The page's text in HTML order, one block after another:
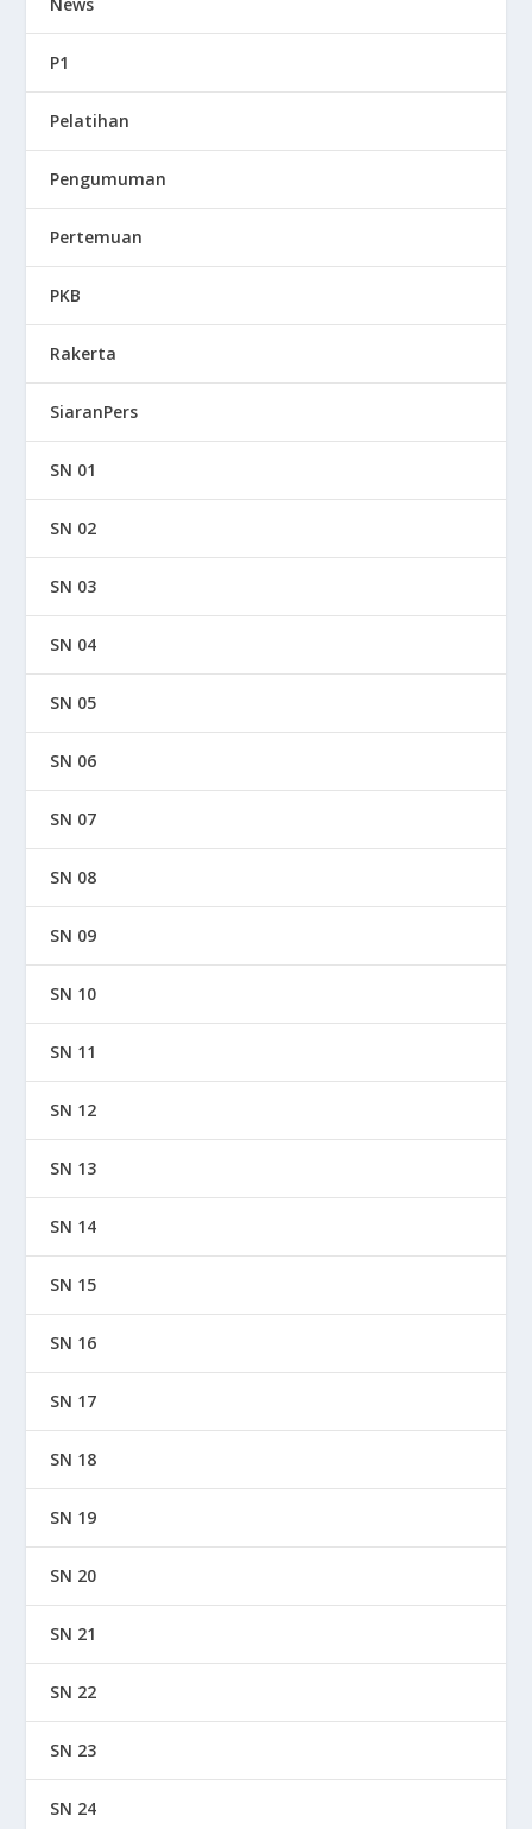
P1
Pelatihan
Pengumuman
Pertemuan
PKB
Rakerta
SiaranPers
SN 01
SN 02
SN 03
SN 04
SN 05
SN 06
SN 07
SN 08
SN 09
SN 10
SN 11
SN 12
SN 13
SN 14
SN 15
SN 16
SN 17
SN 18
SN 19
SN 20
SN 21
SN 22
SN 23
SN 24